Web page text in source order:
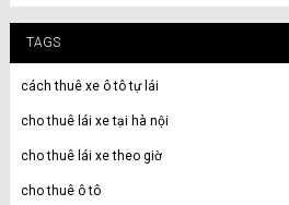
TAGS
cách thuê xe ô tô tự lái
cho thuê lái xe tại hà nội
cho thuê lái xe theo giờ
cho thuê ô tô